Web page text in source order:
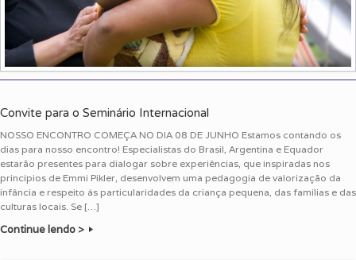
Convite para o Seminário Internacional
NOSSO ENCONTRO COMEÇA NO DIA 08 DE JUNHO Estamos contando os
dias para nosso encontro! Especialistas do Brasil, Argentina e Equador
estarão presentes para dialogar sobre experiências, que inspiradas nos
princípios de Emmi Pikler, desenvolvem uma pedagogia de valorização da
infância e respeito às particularidades da criança pequena, das famílias e das
culturas locais. Se […]
Continue lendo >